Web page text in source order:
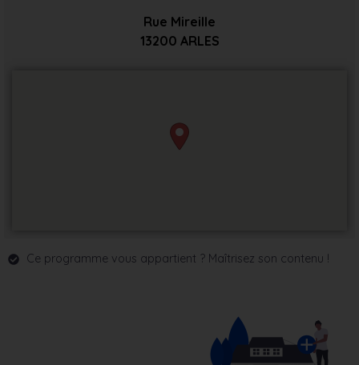
Rue Mireille
13200 ARLES
Ce programme vous appartient ? Maîtrisez son contenu !